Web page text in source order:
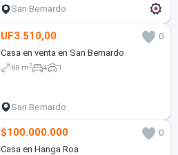
San Bernardo
UF3.510,00
0
Casa en venta en San Bernardo
88 m2 4 1
San Bernardo
$100.000.000
0
Casa en Hanga Roa